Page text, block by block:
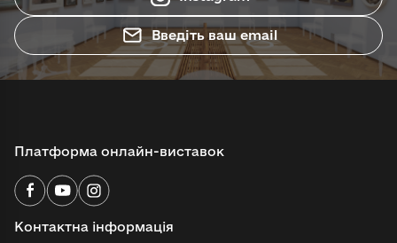
Введіть ваш email
Платформа онлайн-виставок
Контактна інформація